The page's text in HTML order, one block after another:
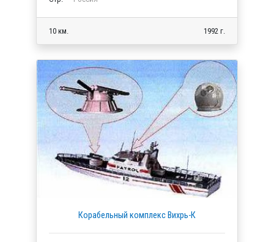
10 км. 1992 г.
Корабельный комплекс Вихрь-К